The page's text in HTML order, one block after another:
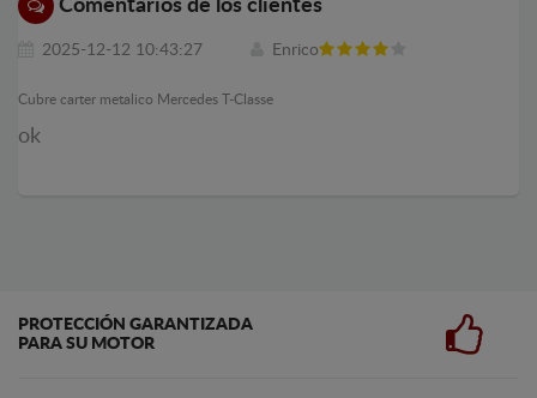
Comentarios de los clientes
2025-12-12 10:43:27 Enrico
Cubre carter metalico Mercedes T-Classe
ok
PROTECCIÓN GARANTIZADA
PARA SU MOTOR